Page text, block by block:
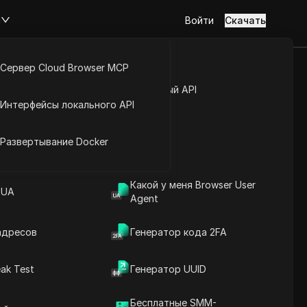
Открытый API
Какой у меня Browser User
Agent
Генератор кода 2FA
Test Генератор UUID
Бесплатные SMM-
Сервер Cloud Browser MCP
Интерфейсы локального API
Развертывание Docker
Войти Скачать
о теме